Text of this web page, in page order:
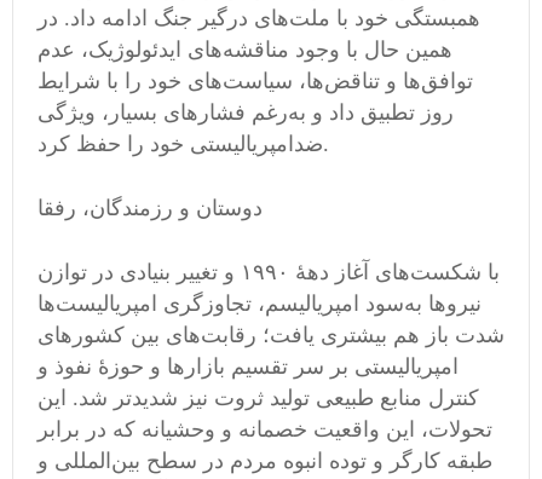
همبستگی خود با ملت‌های درگیر جنگ ادامه داد. در
همین حال با وجود مناقشه‌های ایدئولوژیک، عدم
توافق‌ها و تناقض‌ها، سیاست‌های خود را با شرایط
روز تطبیق داد و به‌رغم فشارهای بسیار، ویژگی
ضدامپریالیستی خود را حفظ کرد.
دوستان و رزمندگان، رفقا
با شکست‌های آغاز دههٔ ۱۹۹۰ و تغییر بنیادی در توازن
نیروها به‌سود امپریالیسم، تجاوزگری امپریالیست‌ها
شدت باز هم بیشتری یافت؛ رقابت‌های بین کشورهای
امپریالیستی بر سر تقسیم بازارها و حوزهٔ نفوذ و
کنترل منابع طبیعی تولید ثروت نیز شدیدتر شد. این
تحولات، این واقعیت خصمانه و وحشیانه که در برابر
طبقه کارگر و توده انبوه مردم در سطح بین‌المللی و